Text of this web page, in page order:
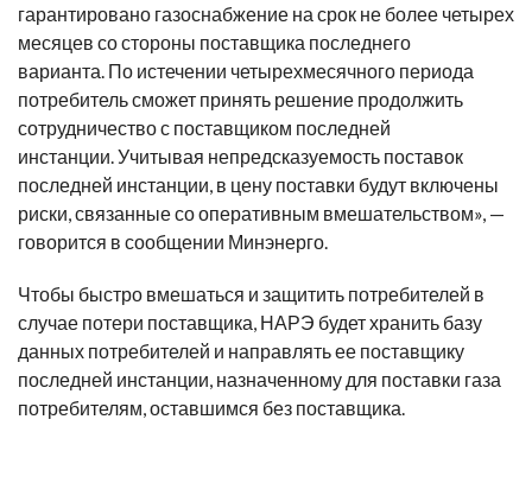
гарантировано газоснабжение на срок не более четырех
месяцев со стороны поставщика последнего
варианта. По истечении четырехмесячного периода
потребитель сможет принять решение продолжить
сотрудничество с поставщиком последней
инстанции. Учитывая непредсказуемость поставок
последней инстанции, в цену поставки будут включены
риски, связанные со оперативным вмешательством», —
говорится в сообщении Минэнерго.
Чтобы быстро вмешаться и защитить потребителей в
случае потери поставщика, НАРЭ будет хранить базу
данных потребителей и направлять ее поставщику
последней инстанции, назначенному для поставки газа
потребителям, оставшимся без поставщика.